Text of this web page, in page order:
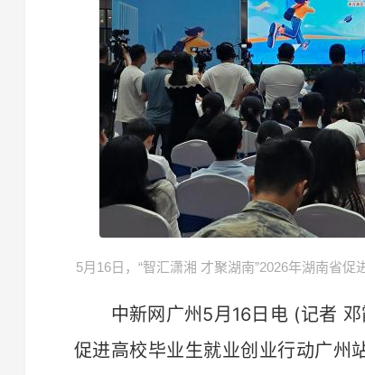
5月16日，“智汇潇湘 才聚湖南”2026年湖南省
中新网广州5月16日电 (记者 邓
促进高校毕业生就业创业行动广州